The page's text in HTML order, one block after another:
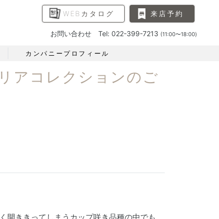
WEBカタログ 来店予約
お問い合わせ Tel: 022-399-7213 (11:00〜18:00)
カンパニープロフィール
アコレクションのご
ききってしまうカップ咲き品種の中でも、